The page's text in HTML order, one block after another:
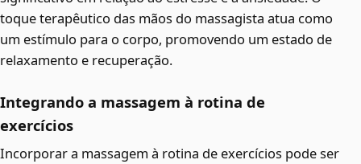
toque terapêutico das mãos do massagista atua como
um estímulo para o corpo, promovendo um estado de
relaxamento e recuperação.
Integrando a massagem à rotina de
exercícios
Incorporar a massagem à rotina de exercícios pode ser